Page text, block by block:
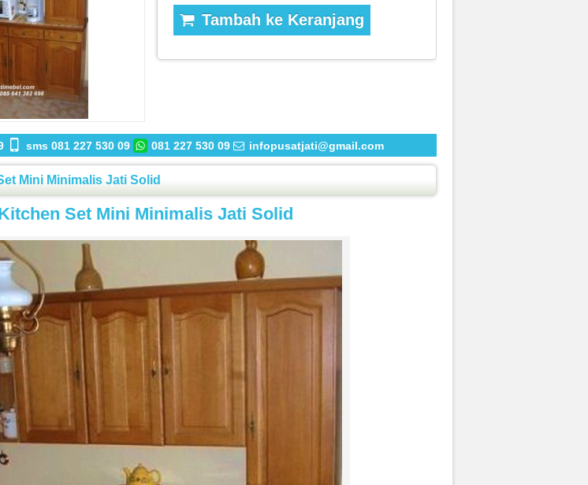
Tambah ke Keranjang
sms 081 227 530 09 081 227 530 09 infopusatjati@gmail.com
Mini Minimalis Jati Solid
Set Mini Minimalis Jati Solid